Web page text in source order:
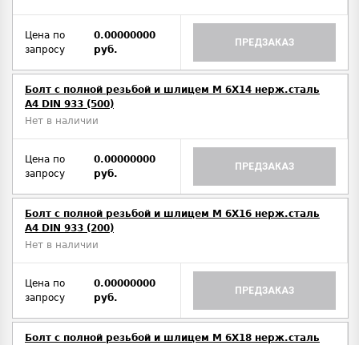
Цена по
запросу
0.00000000
руб.
ПРЕДЗАКАЗ
Болт с полной резьбой и шлицем M 6Х14 нерж.сталь
A4 DIN 933 (500)
Нет в наличии
Цена по
запросу
0.00000000
руб.
ПРЕДЗАКАЗ
Болт с полной резьбой и шлицем M 6Х16 нерж.сталь
A4 DIN 933 (200)
Нет в наличии
Цена по
запросу
0.00000000
руб.
ПРЕДЗАКАЗ
Болт с полной резьбой и шлицем M 6Х18 нерж.сталь